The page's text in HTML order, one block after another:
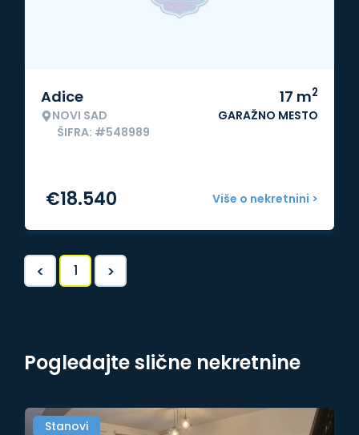
Adice
NOVI SAD
ŠIFRA: #548989
17 m2
GARAŽNO MESTO
Više o nekretnini >
€18.540
< 1 >
Pogledajte slične nekretnine
Stanovi